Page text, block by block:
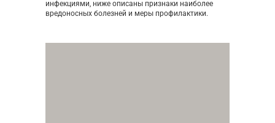
инфекциями, ниже описаны признаки наиболее
вредоносных болезней и меры профилактики.